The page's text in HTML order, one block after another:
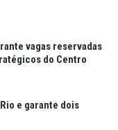
vagas reservadas
do Centro
e garante dois